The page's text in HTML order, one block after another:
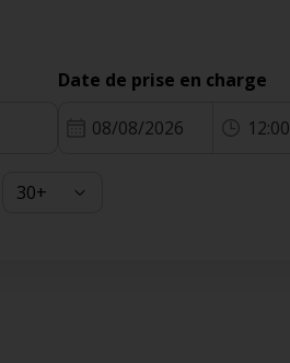
Date de prise en charge
08/08/2026 12:00